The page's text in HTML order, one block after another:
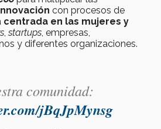
con procesos de
centrada en las mujeres y
,startups , empresas,
y diferentes organizaciones.
comunidad:
jBqJpMynsg